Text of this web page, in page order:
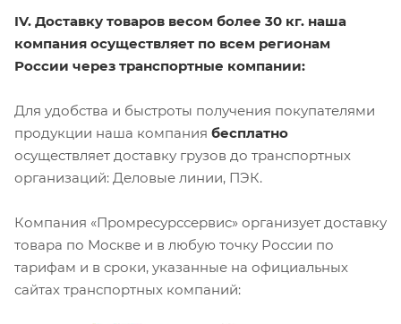
IV. Доставку товаров весом более 30 кг. наша
компания осуществляет по всем регионам
России через транспортные компании:
Для удобства и быстроты получения покупателями
продукции наша компания бесплатно
осуществляет доставку грузов до транспортных
организаций: Деловые линии, ПЭК.
Компания «Промресурссервис» организует доставку
товара по Москве и в любую точку России по
тарифам и в сроки, указанные на официальных
сайтах транспортных компаний: